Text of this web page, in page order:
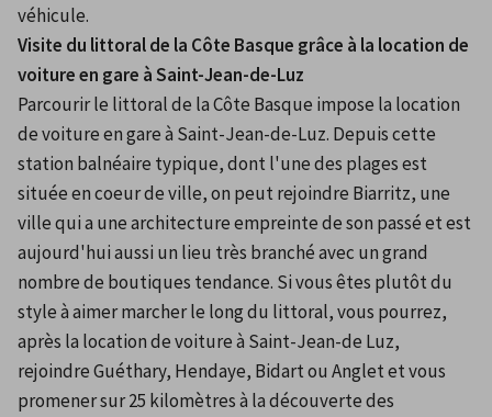
véhicule.
Visite du littoral de la Côte Basque grâce à la location de
voiture en gare à Saint-Jean-de-Luz
Parcourir le littoral de la Côte Basque impose la location
de voiture en gare à Saint-Jean-de-Luz. Depuis cette
station balnéaire typique, dont l'une des plages est
située en coeur de ville, on peut rejoindre Biarritz, une
ville qui a une architecture empreinte de son passé et est
aujourd'hui aussi un lieu très branché avec un grand
nombre de boutiques tendance. Si vous êtes plutôt du
style à aimer marcher le long du littoral, vous pourrez,
après la location de voiture à Saint-Jean-de Luz,
rejoindre Guéthary, Hendaye, Bidart ou Anglet et vous
promener sur 25 kilomètres à la découverte des